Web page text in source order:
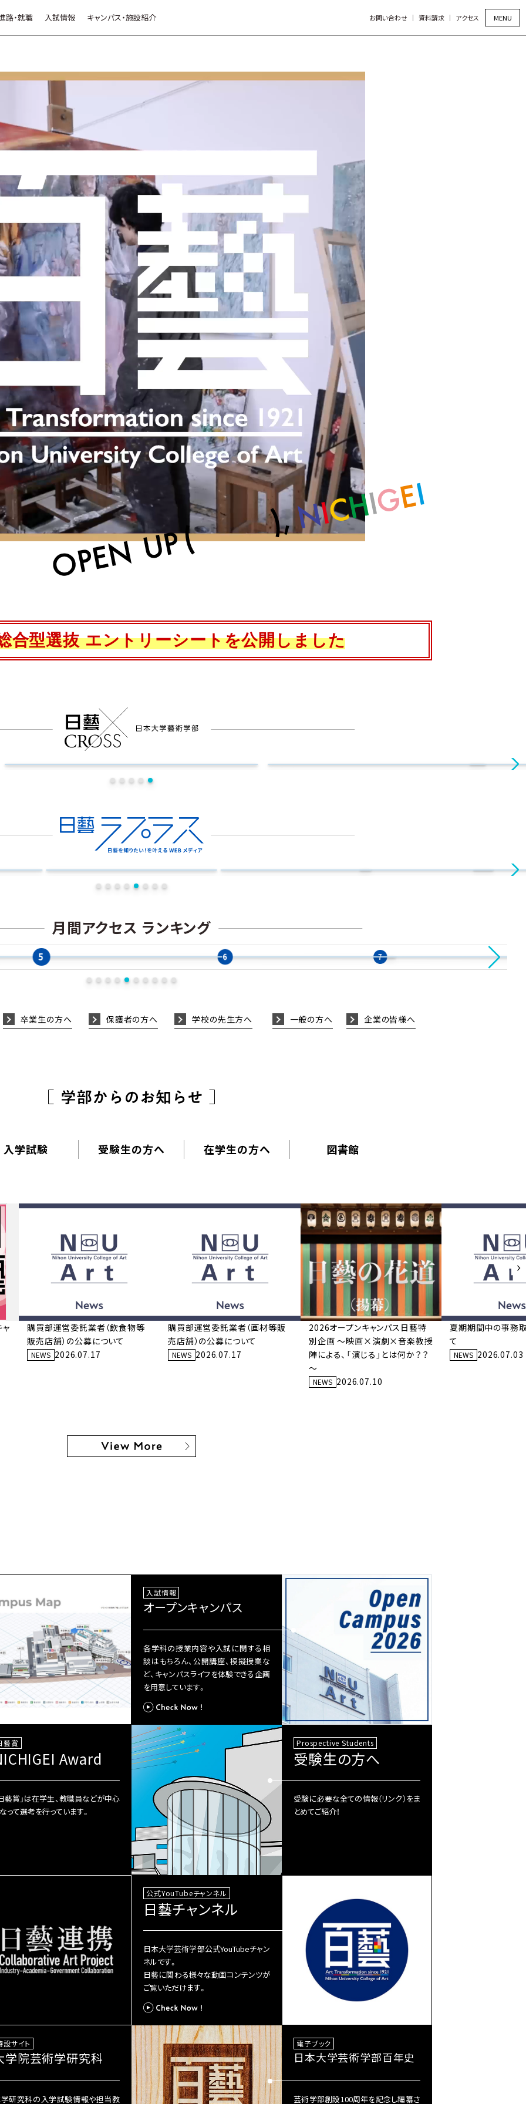
路・就職 入試情報 キャンパス・施設紹介 お問い合わせ 資料請求 アクセス MENU
合型選抜 エントリーシートを公開しました
CROSS×Field 学びのフィールドMAP
キーワードから知ろう！ 日藝に広がる無限の領域
音楽学科 ニュース
日芸×KING RECORDS 女性ボーカルオーディション 最
月間アクセス ランキング
5
映画学科 ニュース
映画『ヌーヴェルヴァーグ』日芸生向け特別試写会を開催
6 7
卒業生の方へ 保護者の方へ 学校の先生方へ 一般の方へ 企業の皆様へ
入学試験 受験生の方へ 在学生の方へ 図書館
購買部運営委託業者（飲食物等
販売店舗）の公募について
NEWS 2026.07.17
購買部運営委託業者（画材等販
売店舗）の公募について
NEWS 2026.07.17
2026オープンキャンパス日藝特
別企画 ～映画×演劇×音楽教授
陣による、「演じる」とは何か？？
～
NEWS 2026.07.10
夏期期間中の事務
て
NEWS 2026.07.03
入試情報
オープンキャンパス
各学科の授業内容や入試に関する相
談はもちろん、公開講座、模擬授業な
ど、キャンパスライフを体験できる企画
を用意しています。
藝賞
Award
藝賞」は在学生、教職員などが中心
って選考を行っています。
Prospective Students
受験生の方へ
受験に必要な全ての情報（リンク）をま
とめてご紹介！
公式YouTubeチャンネル
日藝チャンネル
日本大学芸術学部公式YouTubeチャン
ネルです。
日藝に関わる様々な動画コンテンツが
ご覧いただけます。
設サイト
学院芸術学研究科
研究科の入学試験情報や担当教
電子ブック
日本大学芸術学部百年史
芸術学部創設100周年を記念し編纂さ